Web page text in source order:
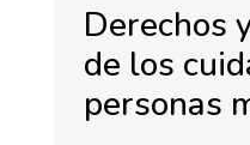
Derechos
de los
personas